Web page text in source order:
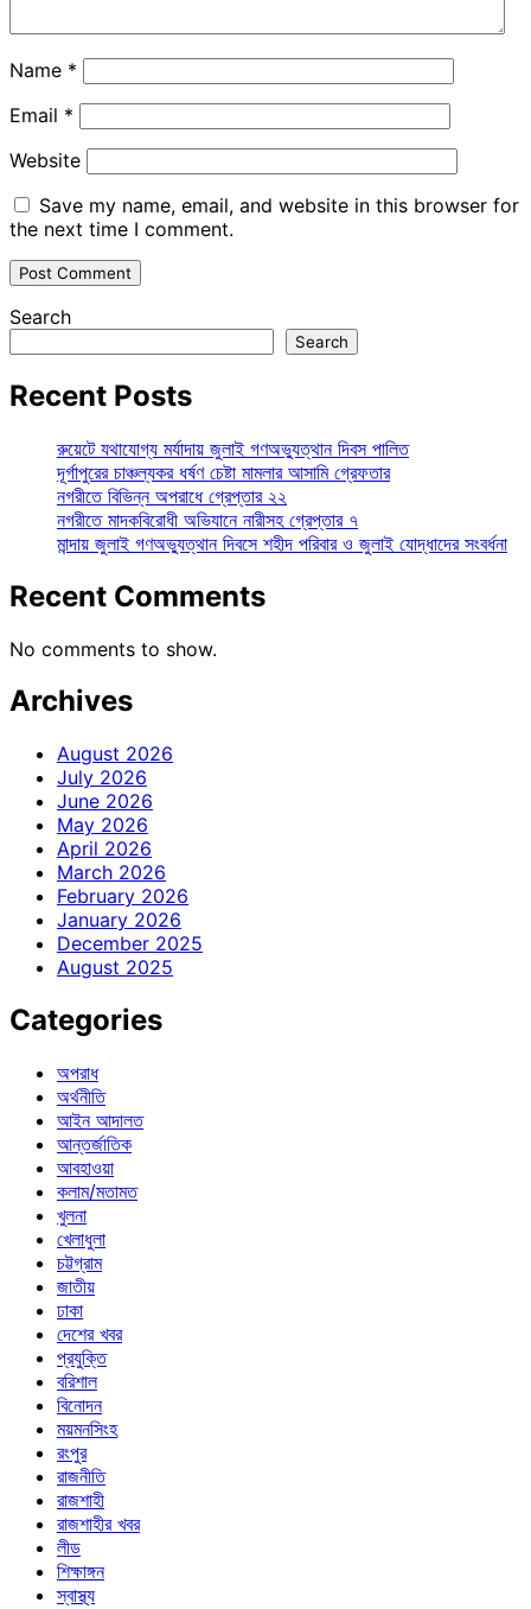
Name *
Email *
Website
Save my name, email, and website in this browser for
the next time I comment.
Search
Search
Recent Posts
রুয়েটে যথাযোগ্য মর্যাদায় জুলাই গণঅভ্যুত্থান দিবস পালিত
দূর্গাপুরের চাঞ্চল্যকর ধর্ষণ চেষ্টা মামলার আসামি গ্রেফতার
নগরীতে বিভিন্ন অপরাধে গ্রেপ্তার ২২
নগরীতে মাদকবিরোধী অভিযানে নারীসহ গ্রেপ্তার ৭
মান্দায় জুলাই গণঅভ্যুত্থান দিবসে শহীদ পরিবার ও জুলাই যোদ্ধাদের সংবর্ধনা
Recent Comments
No comments to show.
Archives
August 2026
July 2026
June 2026
May 2026
April 2026
March 2026
February 2026
January 2026
December 2025
August 2025
Categories
অপরাধ
অর্থনীতি
আইন আদালত
আন্তর্জাতিক
আবহাওয়া
কলাম/মতামত
খুলনা
খেলাধুলা
চট্টগ্রাম
জাতীয়
ঢাকা
দেশের খবর
প্রযুক্তি
বরিশাল
বিনোদন
ময়মনসিংহ
রংপুর
রাজনীতি
রাজশাহী
রাজশাহীর খবর
লীড
শিক্ষাঙ্গন
স্বাস্থ্য